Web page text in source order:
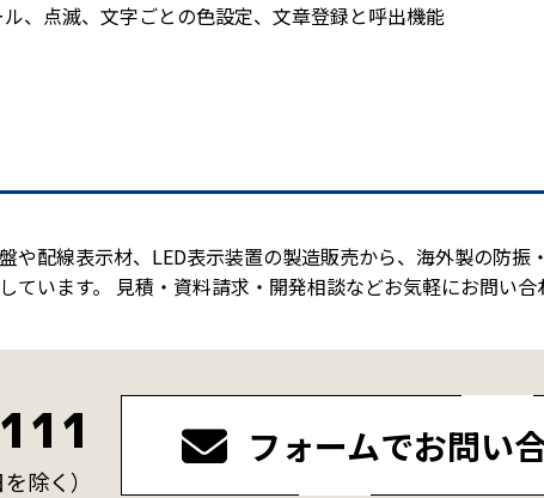
、点滅、文字ごとの色設定、文章登録と呼出機能
や配線表示材、LED表示装置の製造販売から、海外製の防振
ています。 見積・資料請求・開発相談などお気軽にお問い合
除く）
フォームでお問い